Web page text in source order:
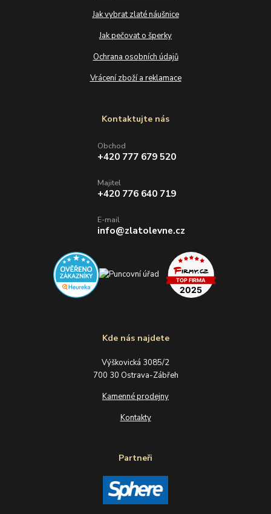
Jak vybrat zlaté náušnice
Jak pečovat o šperky
Ochrana osobních údajů
Vrácení zboží a reklamace
Kde nás najdete
Výškovická 3085/2
700 30 Ostrava-Zábřeh
Kamenné prodejny
Kontakty
Partneři
Kontaktujte nás
Obchod
+420 777 679 520
Majitel
+420 776 640 719
E-mail
info@zlatolevne.cz